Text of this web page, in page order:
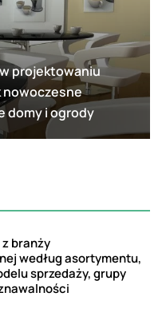
projektowaniu
nowoczesne
domy i ogrody
branży
według asortymentu,
sprzedaży, grupy